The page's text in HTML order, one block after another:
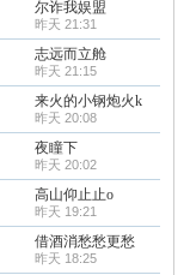
尔诈我娱盟
昨天 21:31
志远而立舱
昨天 21:15
来火的小钢炮火k
昨天 20:08
夜瞳下
昨天 20:02
高山仰止止o
昨天 19:21
借酒消愁愁更愁
昨天 18:25